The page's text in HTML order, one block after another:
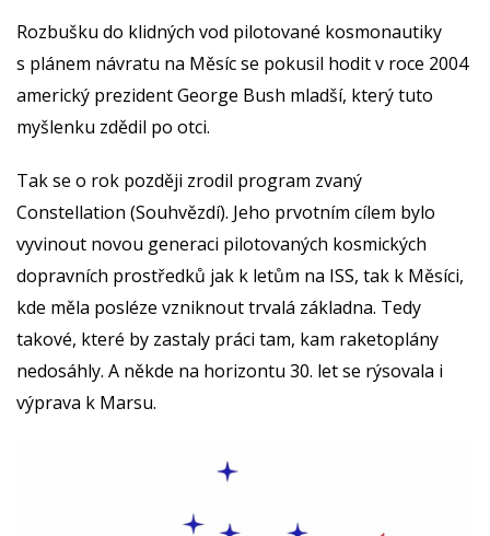
Rozbušku do klidných vod pilotované kosmonautiky
s plánem návratu na Měsíc se pokusil hodit v roce 2004
americký prezident George Bush mladší, který tuto
myšlenku zdědil po otci.
Tak se o rok později zrodil program zvaný
Constellation (Souhvězdí). Jeho prvotním cílem bylo
vyvinout novou generaci pilotovaných kosmických
dopravních prostředků jak k letům na ISS, tak k Měsíci,
kde měla posléze vzniknout trvalá základna. Tedy
takové, které by zastaly práci tam, kam raketoplány
nedosáhly. A někde na horizontu 30. let se rýsovala i
výprava k Marsu.